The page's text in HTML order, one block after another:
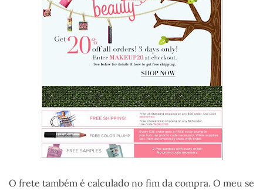
O frete também é calculado no fim da compra. O meu se